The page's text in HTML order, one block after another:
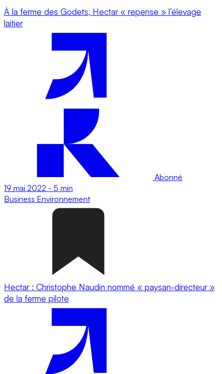
À la ferme des Godets, Hectar « repense » l’élevage
laitier
Abonné
19 mai 2022 - 5 min
Business Environnement
Hectar : Christophe Naudin nommé « paysan-directeur »
de la ferme pilote